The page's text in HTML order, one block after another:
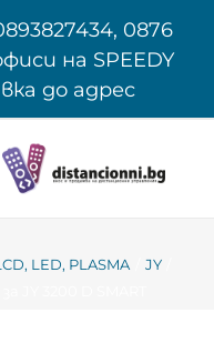
0876
на SPEEDY
до адрес
LED, PLASMA
JY